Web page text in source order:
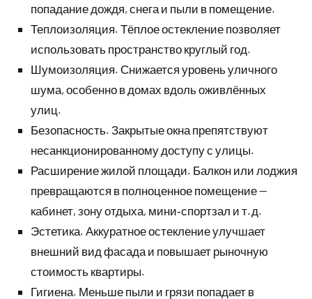
попадание дождя, снега и пыли в помещение.
Теплоизоляция. Тёплое остекление позволяет
использовать пространство круглый год.
Шумоизоляция. Снижается уровень уличного
шума, особенно в домах вдоль оживлённых
улиц.
Безопасность. Закрытые окна препятствуют
несанкционированному доступу с улицы.
Расширение жилой площади. Балкон или лоджия
превращаются в полноценное помещение —
кабинет, зону отдыха, мини‑спортзал и т. д.
Эстетика. Аккуратное остекление улучшает
внешний вид фасада и повышает рыночную
стоимость квартиры.
Гигиена. Меньше пыли и грязи попадает в